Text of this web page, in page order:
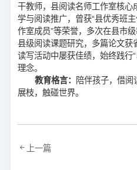
干教师，县阅读名师工作室核心
学与阅读推广，曾获“县优秀班主
作室成员”等荣誉，多次在县市
县级阅读课题研究，多篇论文获
读写活动中屡获佳绩，始终践行
理念。
教育格言：
陪伴孩子，借阅
展枝，触碰世界。
上一篇